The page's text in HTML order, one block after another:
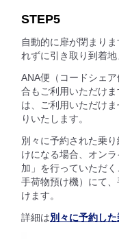
STEP5
自動的に扉が閉まり
れずに引き取り到着地
ANA便（コードシェ
合もご利用いただけ
は、ご利用いただけ
りいたします。
別々に予約された乗
けになる場合、オン
加」を行っていただ
手荷物預け機）にて
けます。
詳細は別々に予約し